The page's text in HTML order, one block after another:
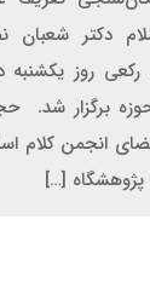
دکتر
رکعی روز
برگزار شد.
انجمن کلام
[…]